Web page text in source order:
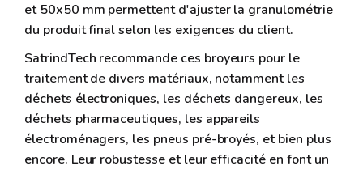
et 50x50 mm permettent d'ajuster la granulométrie
du produit final selon les exigences du client.
SatrindTech recommande ces broyeurs pour le
traitement de divers matériaux, notamment les
déchets électroniques, les déchets dangereux, les
déchets pharmaceutiques, les appareils
électroménagers, les pneus pré-broyés, et bien plus
encore. Leur robustesse et leur efficacité en font un